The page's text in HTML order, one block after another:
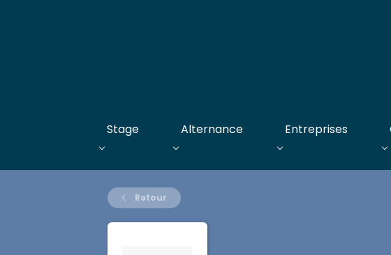
Stage Alternance Entreprises
Retour